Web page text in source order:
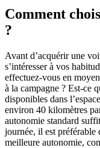
Comment
?
Avant d’acquérir une
s’intéresser à vos
effectuez-vous en
à la campagne ? Est-ce
disponibles dans
environ 40 kilomètres
autonomie standard
journée, il est préférable
meilleure autonomie,